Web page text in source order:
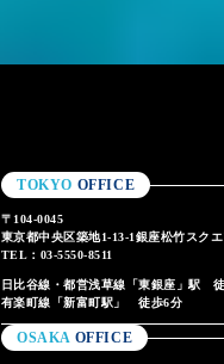
TOKYO OFFICE
〒104-0045
東京都中央区築地1-13-1銀座松竹スク
TEL：03-5550-8511
日比谷線・都営浅草線「東銀座」駅
有楽町線「新富町駅」 徒歩6分
OSAKA OFFICE